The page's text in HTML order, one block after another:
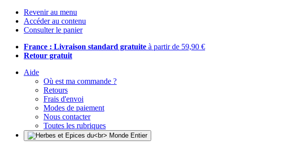
Revenir au menu
Accéder au contenu
Consulter le panier
France : Livraison standard gratuite à partir de 59,90 €
Retour gratuit
Aide
Où est ma commande ?
Retours
Frais d'envoi
Modes de paiement
Nous contacter
Toutes les rubriques